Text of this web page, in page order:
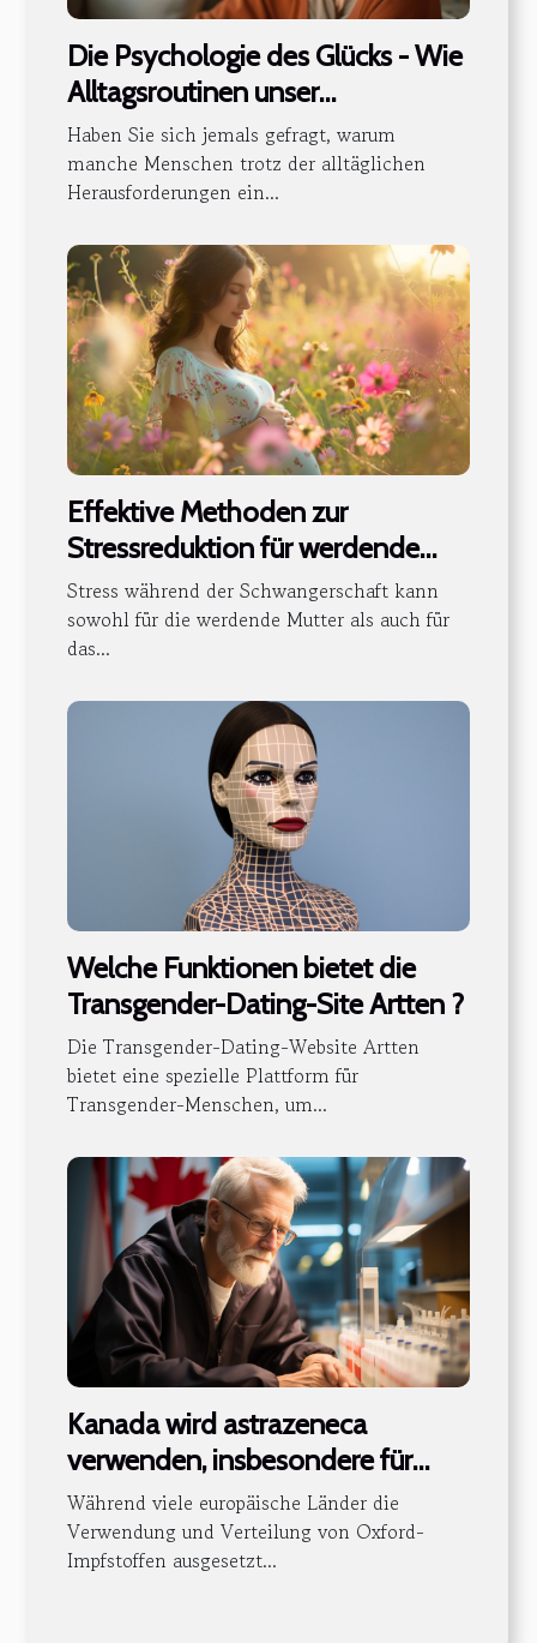
Die Psychologie des Glücks - Wie
Alltagsroutinen unser
Wohlbefinden beeinflussen
können
Haben Sie sich jemals gefragt, warum
manche Menschen trotz der alltäglichen
Herausforderungen ein...
Effektive Methoden zur
Stressreduktion für werdende
Mütter
Stress während der Schwangerschaft kann
sowohl für die werdende Mutter als auch für
das...
Welche Funktionen bietet die
Transgender-Dating-Site Artten ?
Die Transgender-Dating-Website Artten
bietet eine spezielle Plattform für
Transgender-Menschen, um...
Kanada wird astrazeneca
verwenden, insbesondere für
ältere Menschen
Während viele europäische Länder die
Verwendung und Verteilung von Oxford-
Impfstoffen ausgesetzt...